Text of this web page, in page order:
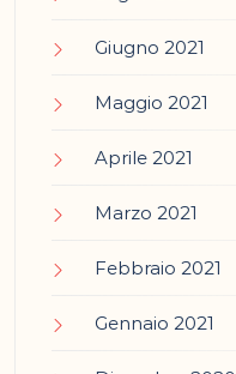
Giugno 2021
Maggio 2021
Aprile 2021
Marzo 2021
Febbraio 2021
Gennaio 2021